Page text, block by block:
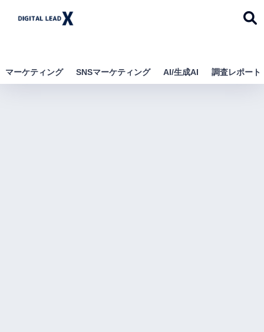
デジタルリードエック
マーケティング SNSマーケティング AI/生成AI 調査レポート